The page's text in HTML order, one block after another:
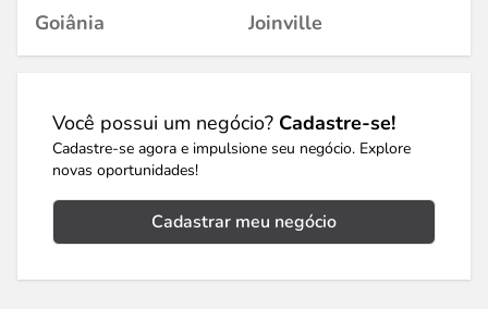
Goiânia
Joinville
Você possui um negócio? Cadastre-se!
Cadastre-se agora e impulsione seu negócio. Explore
novas oportunidades!
Cadastrar meu negócio